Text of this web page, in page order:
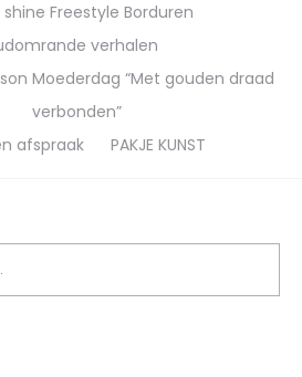
Freestyle Borduren
verhalen
Moederdag “Met gouden draad
verbonden”
afspraak
PAKJE KUNST